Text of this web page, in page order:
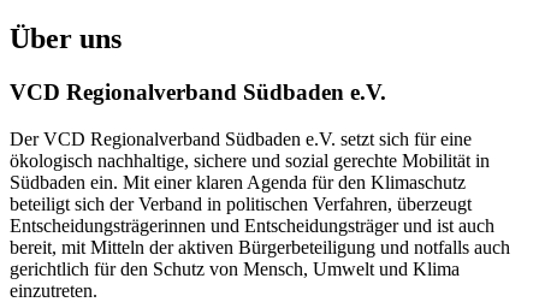
Über uns
VCD Regionalverband Südbaden e.V.
Der VCD Regionalverband Südbaden e.V. setzt sich für eine
ökologisch nachhaltige, sichere und sozial gerechte Mobilität in
Südbaden ein. Mit einer klaren Agenda für den Klimaschutz
beteiligt sich der Verband in politischen Verfahren, überzeugt
Entscheidungsträgerinnen und Entscheidungsträger und ist auch
bereit, mit Mitteln der aktiven Bürgerbeteiligung und notfalls auch
gerichtlich für den Schutz von Mensch, Umwelt und Klima
einzutreten.